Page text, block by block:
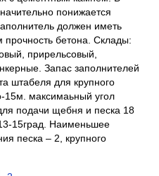
понижается
должен иметь
бетона. Склады:
прирельсовый,
Запас заполнителей
штабеля для крупного
15м. максимаьный угол
подачи щебня и песка 18
15град. Наименьшее
песка – 2, крупного